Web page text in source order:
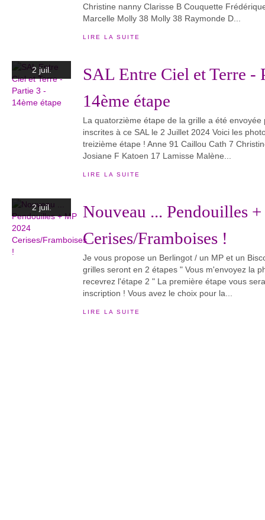
Christine nanny Clarisse B Couquette
Marcelle Molly 38 Molly 38 Raymonde D...
LIRE LA SUITE
2 juil.
SAL Entre Ciel et Terre -
14ème étape
La quatorzième étape de la grille a été envoyée
inscrites à ce SAL le 2 Juillet 2024 Voici les
treizième étape ! Anne 91 Caillou Cath 7
Josiane F Katoen 17 Lamisse Malène...
LIRE LA SUITE
2 juil.
Nouveau ... Pendouilles
Cerises/Framboises !
Je vous propose un Berlingot / un MP et un
grilles seront en 2 étapes " Vous m'envoyez la
recevrez l'étape 2 " La première étape vous
inscription ! Vous avez le choix pour la...
LIRE LA SUITE